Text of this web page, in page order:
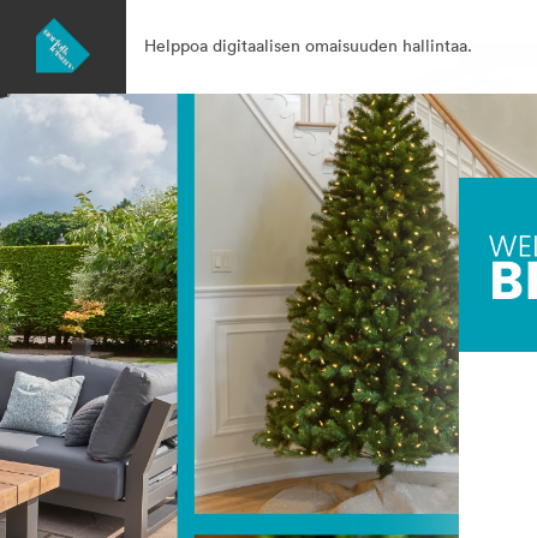
Helppoa digitaalisen omaisuuden hallintaa.